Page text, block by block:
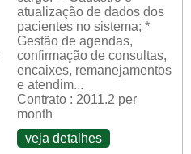
atualização de dados dos
pacientes no sistema; *
Gestão de agendas,
confirmação de consultas,
encaixes, remanejamentos
e atendim...
Contrato : 2011.2 per
month
veja detalhes